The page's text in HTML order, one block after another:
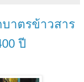
าตรข้าวสาร
ปี